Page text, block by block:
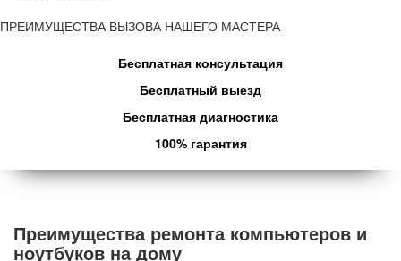
ПРЕИМУЩЕСТВА ВЫЗОВА НАШЕГО МАСТЕРА
Бесплатная консультация
Бесплатный выезд
Бесплатная диагностика
100% гарантия
Преимущества ремонта компьютеров и
ноутбуков на дому